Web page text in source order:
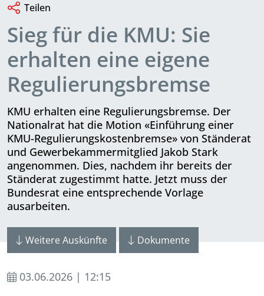
Teilen
Sieg für die KMU: Sie
erhalten eine eigene
Regulierungsbremse
KMU erhalten eine Regulierungsbremse. Der
Nationalrat hat die Motion «Einführung einer
KMU-Regulierungskostenbremse» von Ständerat
und Gewerbe­kammer­mit­glied Jakob Stark
angenommen. Dies, nach­dem ihr bereits der
Ständerat zugestimmt hatte. Jetzt muss der
Bundesrat eine entsprechende Vorlage
ausarbeiten.
Weitere Auskünfte Dokumente
03.06.2026 | 12:15